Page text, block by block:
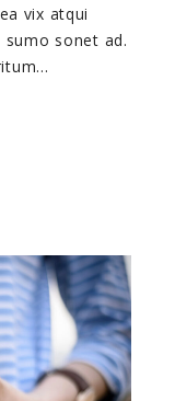
vix atqui
sonet ad.